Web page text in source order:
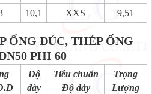
10,1 XXS 9,51
ỐNG ĐÚC, THÉP ỐNG
PHI 60
Độ
dày
Tiêu chuẩn
Độ dày
Trọng
Lượng